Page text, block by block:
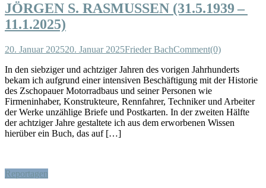
JÖRGEN S. RASMUSSEN (31.5.1939 –
11.1.2025)
20. Januar 202520. Januar 2025Frieder BachComment(0)
In den siebziger und achtziger Jahren des vorigen Jahrhunderts
bekam ich aufgrund einer intensiven Beschäftigung mit der Historie
des Zschopauer Motorradbaus und seiner Personen wie
Firmeninhaber, Konstrukteure, Rennfahrer, Techniker und Arbeiter
der Werke unzählige Briefe und Postkarten. In der zweiten Hälfte
der achtziger Jahre gestaltete ich aus dem erworbenen Wissen
hierüber ein Buch, das auf […]
Reportagen